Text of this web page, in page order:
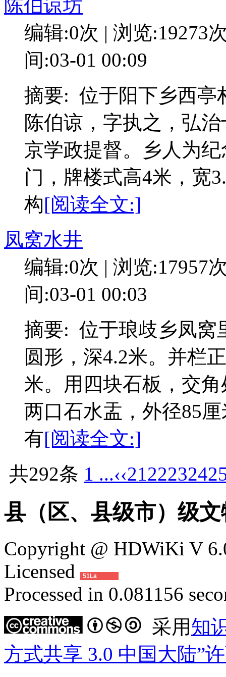
陈伯谅坊
编辑:0次 | 浏览:19273
间:03-01 00:09
摘要: 位于阳下乡西亭
陈伯谅，字执之，弘
京学政提督。乡人为
门，牌楼式高4米，宽
构[阅读全文:]
凤窝水井
编辑:0次 | 浏览:17957
间:03-01 00:03
摘要: 位于琅歧乡凤窝
圆形，深4.2米。并栏
米。用四块石板，交
两口石水盂，外径85
有[阅读全文:]
共292条 1 ...‹‹21222324
县（区、县级市）级
Copyright @ HDWiKi V
Licensed
51La
Processed in 0.081156
采用知
方式共享 3.0 中国大陆”